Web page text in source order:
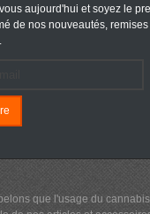
aujourd'hui et soyez le
de nos nouveautés, remises
que l'usage du